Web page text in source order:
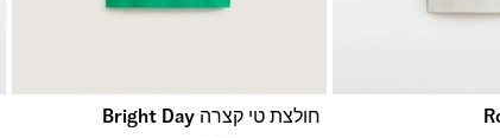
חולצת טי קצרה Bright Day